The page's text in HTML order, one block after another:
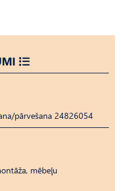
pārvešana 24826054
mēbeļu